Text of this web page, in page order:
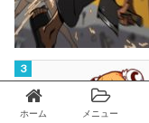
ホーム メニュー
Twitter